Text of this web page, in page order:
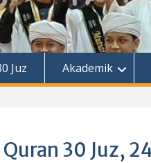
Juz Akademik
30 Juz,